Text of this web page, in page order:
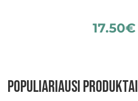
17.50€
Populiariausi produktai